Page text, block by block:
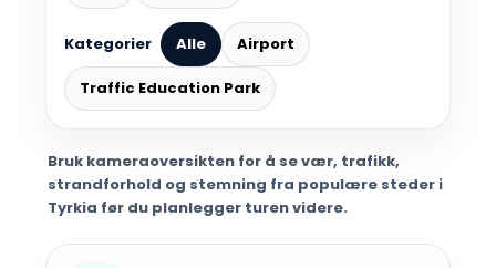
Kategorier Alle Airport
Traffic Education Park
Bruk kameraoversikten for å se vær, trafikk,
strandforhold og stemning fra populære steder i
Tyrkia før du planlegger turen videre.